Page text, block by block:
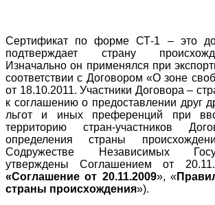
Сертификат по форме СТ-1 – это
подтверждает страну
Изначально он применялся при
соответствии с Договором «О зоне
от 18.10.2011. Участники Договора –
к соглашению о предоставлении друг
льгот и иных преференций при
территорию стран-участников
определения страны
Содружестве Независимых
утверждены Соглашением от
«Соглашение от 20.11.2009», «
страны происхождения»).